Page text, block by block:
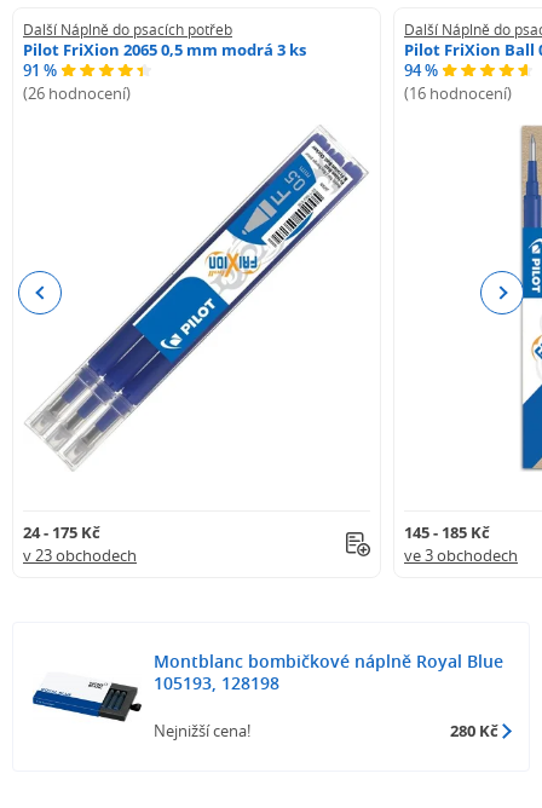
Další Náplně do psacích potřeb
Pilot FriXion 2065 0,5 mm modrá 3 ks
91 %
(26 hodnocení)
24 - 175 Kč
v 23 obchodech
Další Náplně do
Pilot FriXion Ball
94 %
(16 hodnocení)
145 - 185 Kč
ve 3 obchodech
Previous Next
Montblanc bombičkové náplně Royal Blue
105193, 128198
Nejnižší cena! 280 Kč